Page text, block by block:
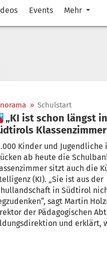
Events Mehr
» Schulstart
in
Kinder und Jugendliche
ab heute die Schulbank.
sitzt auch die
(KI). „Sie ist aus der
in Südtirol
sagt Martin
der Pädagogischen
und erklärt,